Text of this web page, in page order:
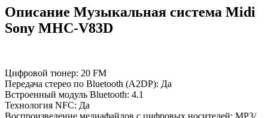
Описание Музыкальная система Midi
Sony MHC-V83D
Цифровой тюнер: 20 FM
Передача стерео по Bluetooth (A2DP): Да
Встроенный модуль Bluetooth: 4.1
Технология NFC: Да